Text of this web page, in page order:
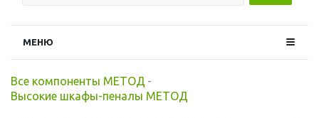
МЕНЮ
Все компоненты МЕТОД -
Высокие шкафы-пеналы МЕТОД